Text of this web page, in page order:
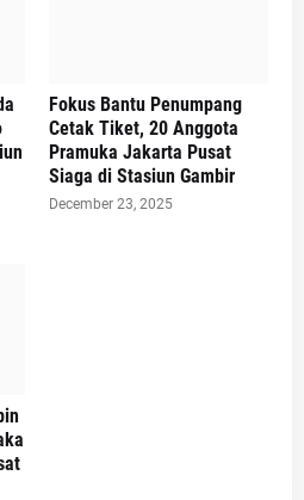
Fokus Bantu Penumpang
Cetak Tiket, 20 Anggota
Pramuka Jakarta Pusat
Siaga di Stasiun Gambir
December 23, 2025